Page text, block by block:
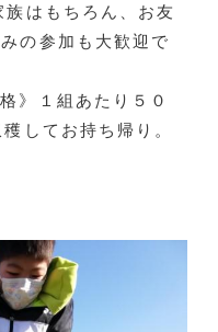
はもちろん、お友
の参加も大歓迎で
》１組あたり５０
してお持ち帰り。